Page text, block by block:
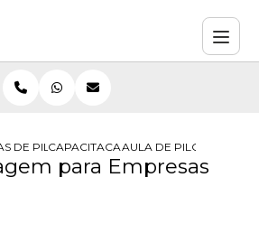
DE PILOTAGEM PARA EMPRESAS
CAPACITACAO PARAAULA DE PILOTAGEM
para Empresas